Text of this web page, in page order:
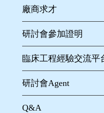
廠商求才
研討會參加證明
臨床工程經驗交流平
研討會Agent
Q&A